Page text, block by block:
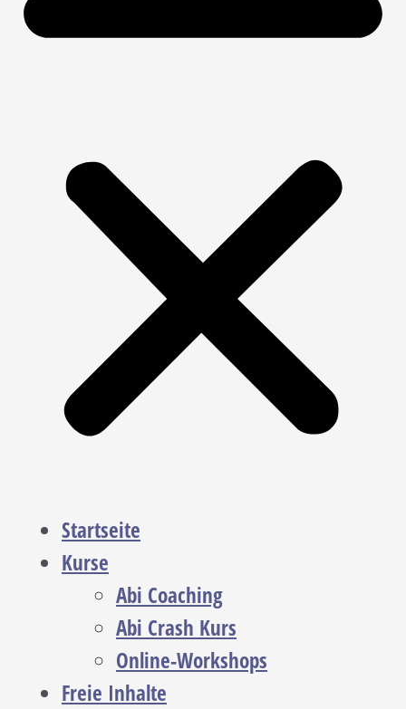
Startseite
Kurse
Abi Coaching
Abi Crash Kurs
Online-Workshops
Freie Inhalte